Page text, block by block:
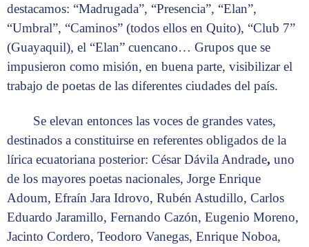
destacamos: “Madrugada”, “Presencia”, “Elan”,
“Umbral”, “Caminos” (todos ellos en Quito), “Club 7”
(Guayaquil), el “Elan” cuencano… Grupos que se
impusieron como misión, en buena parte, visibilizar el
trabajo de poetas de las diferentes ciudades del país.
Se elevan entonces las voces de grandes vates,
destinados a constituirse en referentes obligados de la
lírica ecuatoriana posterior: César Dávila Andrade, uno
de los mayores poetas nacionales, Jorge Enrique
Adoum, Efraín Jara Idrovo, Rubén Astudillo, Carlos
Eduardo Jaramillo, Fernando Cazón, Eugenio Moreno,
Jacinto Cordero, Teodoro Vanegas, Enrique Noboa,